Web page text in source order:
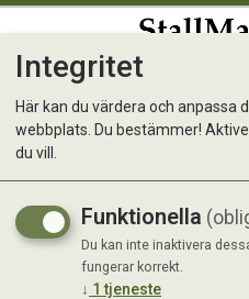
Hundsäng
Integritet
Här kan du värdera och anpassa
webbplats. Du bestämmer!
du vill.
Funktionella
Du kan inte inaktivera
fungerar korrekt.
↓ 1 tjeneste